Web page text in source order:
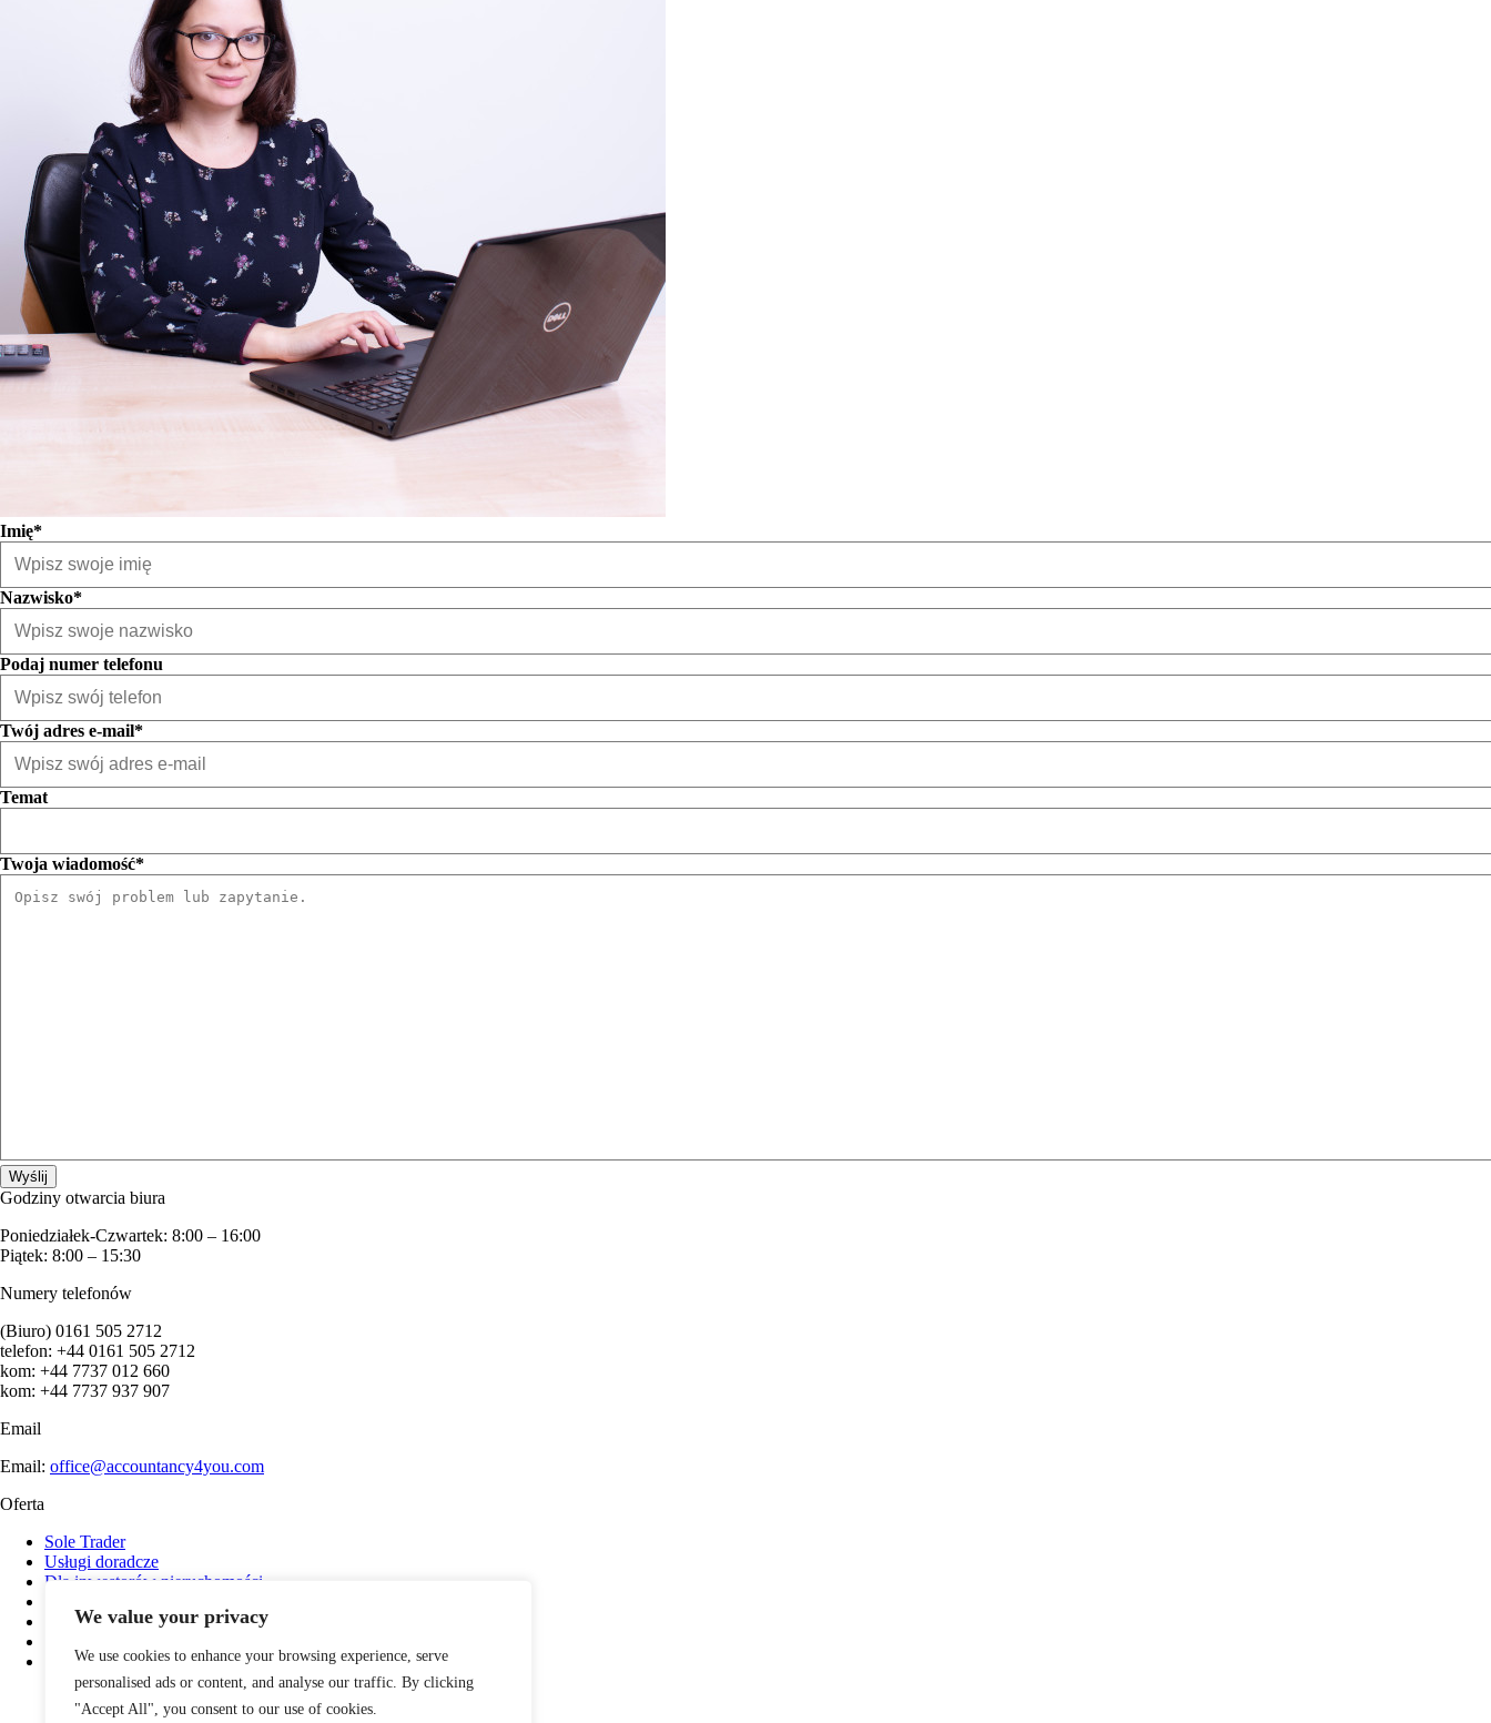
We value your privacy
We use cookies to enhance your browsing experience, serve
personalised ads or content, and analyse our traffic. By clicking
"Accept All", you consent to our use of cookies.
Imię*
Nazwisko*
Podaj numer telefonu
Twój adres e-mail*
Temat
Twoja wiadomość*
Godziny otwarcia biura
Poniedziałek-Czwartek: 8:00 – 16:00
Piątek: 8:00 – 15:30
Numery telefonów
(Biuro) 0161 505 2712
telefon: +44 0161 505 2712
kom: +44 7737 012 660
kom: +44 7737 937 907
Email
Email: office@accountancy4you.com
Oferta
Sole Trader
Usługi doradcze
Dla inwestorów nieruchomości
Usługi księgowe
Rozliczenia podatków w Anglii